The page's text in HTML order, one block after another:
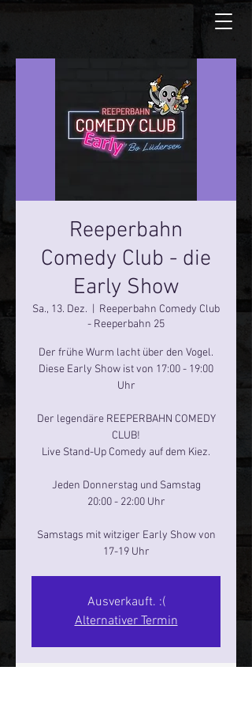
Reeperbahn
Comedy Club - die
Early Show
Sa., 13. Dez.
Reeperbahn Comedy Club
- Reeperbahn 25
Der frühe Wurm lacht über den Vogel.
Diese Early Show ist von 17:00 - 19:00
Uhr
Der legendäre REEPERBAHN COMEDY
CLUB!
Live Stand-Up Comedy auf dem Kiez.
Jeden Donnerstag und Samstag
20:00 - 22:00 Uhr
Samstags mit witziger Early Show von
17-19 Uhr
Ausverkauft. :(
Alternativer Termin